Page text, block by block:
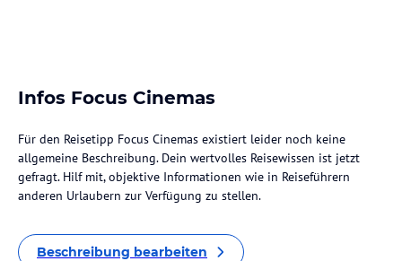
Infos Focus Cinemas
Für den Reisetipp Focus Cinemas existiert leider noch keine
allgemeine Beschreibung. Dein wertvolles Reisewissen ist jetzt
gefragt. Hilf mit, objektive Informationen wie in Reiseführern
anderen Urlaubern zur Verfügung zu stellen.
Beschreibung bearbeiten